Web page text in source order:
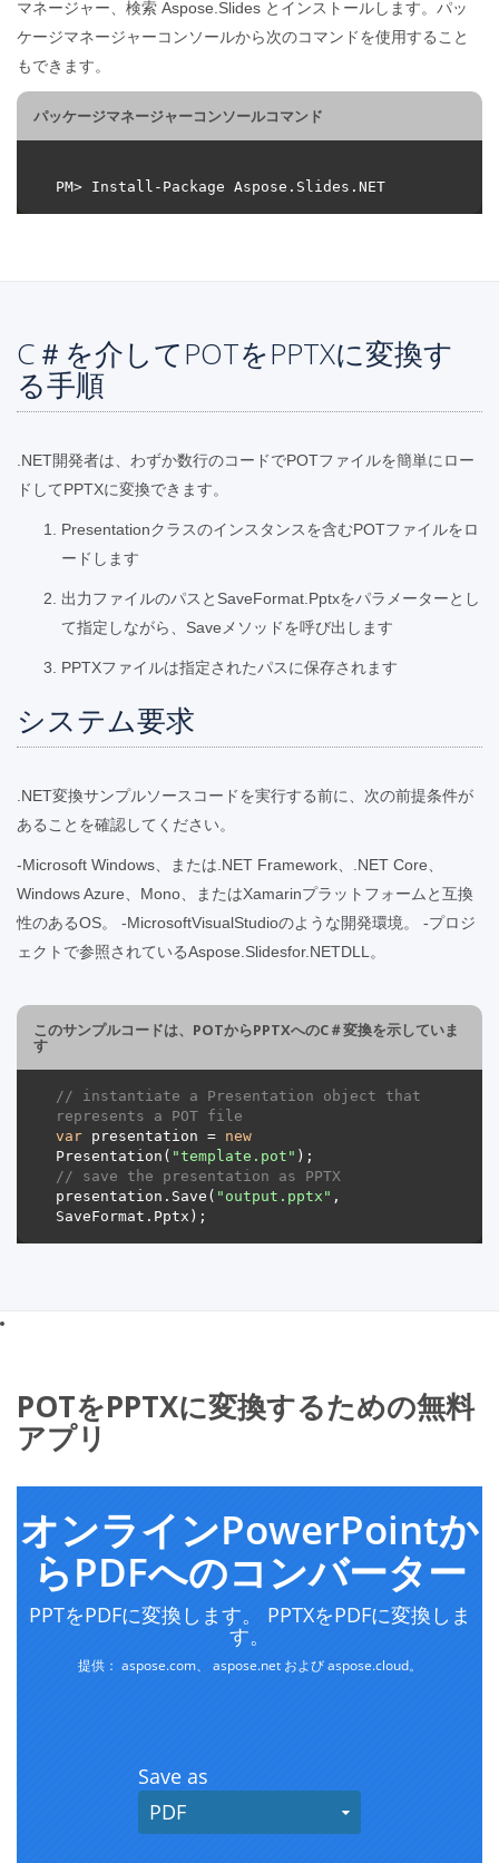
マネージャー、検索 Aspose.Slides とインストールします。パッ
ケージマネージャーコンソールから次のコマンドを使用すること
もできます。
パッケージマネージャーコンソールコマンド
C＃を介してPOTをPPTXに変換す
る手順
.NET開発者は、わずか数行のコードでPOTフ​​ァイルを簡単にロー
ドしてPPTXに変換できます。
Presentationクラスのインスタンスを含むPOTファイルをロ
ードします
出力ファイルのパスとSaveFormat.Pptxをパラメーターとし
て指定しながら、Saveメソッドを呼び出します
PPTXファイルは指定されたパスに保存されます
システム要求
.NET変換サンプルソースコードを実行する前に、次の前提条件が
あることを確認してください。
-Microsoft Windows、または.NET Framework、.NET Core、
Windows Azure、Mono、またはXamarinプラットフォームと互換
性のあるOS。 -MicrosoftVisualStudioのような開発環境。 -プロジ
ェクトで参照されているAspose.Slidesfor.NETDLL。
このサンプルコードは、POTからPPTXへのC＃変換を示していま
す
// instantiate a Presentation object that
represents a POT file
var presentation = new
Presentation( "template.pot"
// save the presentation as PPTX
presentation.Save( "output.pptx" ,
POTをPPTXに変換するための無料
アプリ